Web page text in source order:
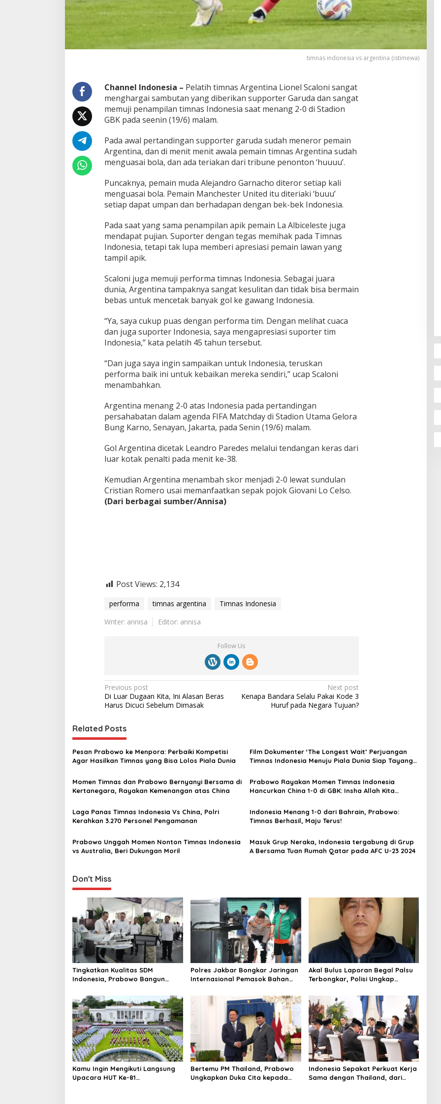
r
m
m
n
a
s
d
o
n
e
i
a
timnas indonesia vs argentina (istimewa)
Channel Indonesia – Pelatih timnas Argentina Lionel Scaloni sangat
menghargai sambutan yang diberikan supporter Garuda dan sangat
memuji penampilan timnas Indonesia saat menang 2-0 di Stadion
GBK pada seenin (19/6) malam.
Pada awal pertandingan supporter garuda sudah meneror pemain
Argentina, dan di menit menit awala pemain timnas Argentina sudah
menguasai bola, dan ada teriakan dari tribune penonton ‘huuuu’.
Puncaknya, pemain muda Alejandro Garnacho diteror setiap kali
menguasai bola. Pemain Manchester United itu diteriaki ‘buuu’
setiap dapat umpan dan berhadapan dengan bek-bek Indonesia.
Pada saat yang sama penampilan apik pemain La Albiceleste juga
mendapat pujian. Suporter dengan tegas memihak pada Timnas
Indonesia, tetapi tak lupa memberi apresiasi pemain lawan yang
tampil apik.
Scaloni juga memuji performa timnas Indonesia. Sebagai juara
dunia, Argentina tampaknya sangat kesulitan dan tidak bisa bermain
bebas untuk mencetak banyak gol ke gawang Indonesia.
“Ya, saya cukup puas dengan performa tim. Dengan melihat cuaca
dan juga suporter Indonesia, saya mengapresiasi suporter tim
Indonesia,” kata pelatih 45 tahun tersebut.
“Dan juga saya ingin sampaikan untuk Indonesia, teruskan
performa baik ini untuk kebaikan mereka sendiri,” ucap Scaloni
menambahkan.
Argentina menang 2-0 atas Indonesia pada pertandingan
persahabatan dalam agenda FIFA Matchday di Stadion Utama Gelora
Bung Karno, Senayan, Jakarta, pada Senin (19/6) malam.
Gol Argentina dicetak Leandro Paredes melalui tendangan keras dari
luar kotak penalti pada menit ke-38.
Kemudian Argentina menambah skor menjadi 2-0 lewat sundulan
Cristian Romero usai memanfaatkan sepak pojok Giovani Lo Celso.
(Dari berbagai sumber/Annisa)
Post Views: 2,134
performa timnas argentina
Timnas Indonesia
Writer: annisa
Editor: annisa
Follow Us
P
o
t
n
a
i
a
t
i
o
Previous post
Di Luar Dugaan Kita, Ini Alasan Beras
Harus Dicuci Sebelum Dimasak
Next post
Kenapa Bandara Selalu Pakai Kode 3
Huruf pada Negara Tujuan?
Related Posts
Pesan Prabowo ke Menpora: Perbaiki Kompetisi
Agar Hasilkan Timnas yang Bisa Lolos Piala Dunia
Film Dokumenter ‘The Longest Wait’ Perjuangan
Timnas Indonesia Menuju Piala Dunia Siap Tayang
Momen Timnas dan Prabowo Bernyanyi Bersama di
Kertanegara, Rayakan Kemenangan atas China
Prabowo Rayakan Momen Timnas Indonesia
Hancurkan China 1-0 di GBK: Insha Allah Kita
Laga Panas Timnas Indonesia Vs China, Polri
Kerahkan 3.270 Personel Pengamanan
Indonesia Menang 1-0 dari Bahrain, Prabowo:
Timnas Berhasil, Maju Terus!
Prabowo Unggah Momen Nonton Timnas Indonesia
vs Australia, Beri Dukungan Moril
Masuk Grup Neraka, Indonesia tergabung di Grup
A Bersama Tuan Rumah Qatar ‎pada AFC U-23 2024‎
Don't Miss
Tingkatkan Kualitas SDM
Indonesia, Prabowo Bangun
Undang Universitas Terbaik Dunia
Polres Jakbar Bongkar Jaringan
Internasional Pemasok Bahan
Diringkus dan Barang Bukti 1,1
Ton Rp119 Miliar Dimusnahkan
Akal Bulus Laporan Begal Palsu
Terbongkar, Polisi Ungkap
untuk Crypto
Kamu Ingin Mengikuti Langsung
Upacara HUT Ke-81
Bertemu PM Thailand, Prabowo
Ungkapkan Duka Cita kepada
Indonesia Sepakat Perkuat Kerja
Sama dengan Thailand, dari